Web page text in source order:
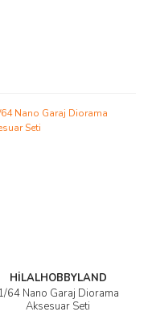
HİLALHOBBYLAND
1/64 Nano Garaj Diorama
Aksesuar Seti